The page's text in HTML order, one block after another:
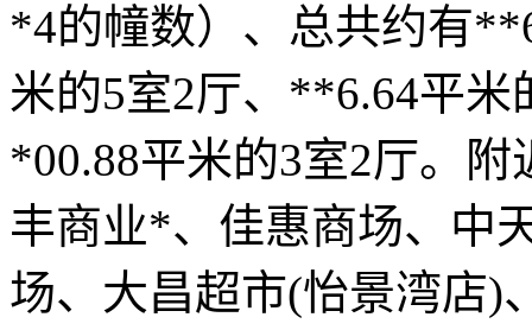
*4的幢数）、总共约有
米的5室2厅、**6.64平
*00.88平米的3室2厅。
丰商业*、佳惠商场、中
场、大昌超市(怡景湾店)